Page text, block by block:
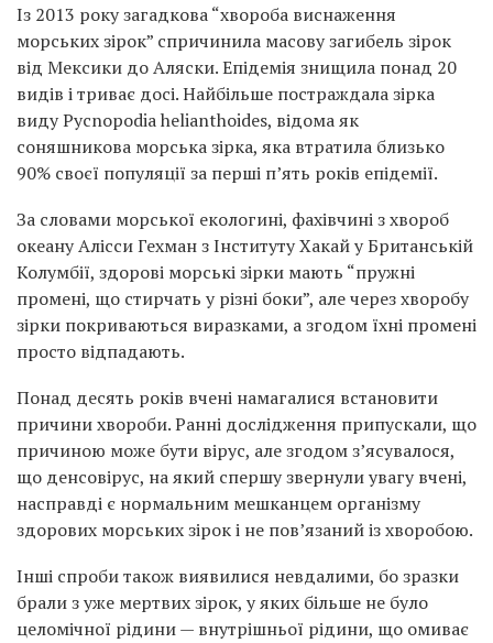
Із 2013 року загадкова “хвороба виснаження
морських зірок” спричинила масову загибель зірок
від Мексики до Аляски. Епідемія знищила понад 20
видів і триває досі. Найбільше постраждала зірка
виду Pycnopodia helianthoides, відома як
соняшникова морська зірка, яка втратила близько
90% своєї популяції за перші п’ять років епідемії.
За словами морської екологині, фахівчині з хвороб
океану Алісси Гехман з Інституту Хакай у Британській
Колумбії, здорові морські зірки мають “пружні
промені, що стирчать у різні боки”, але через хворобу
зірки покриваються виразками, а згодом їхні промені
просто відпадають.
Понад десять років вчені намагалися встановити
причини хвороби. Ранні дослідження припускали, що
причиною може бути вірус, але згодом з’ясувалося,
що денсовірус, на який спершу звернули увагу вчені,
насправді є нормальним мешканцем організму
здорових морських зірок і не пов’язаний із хворобою.
Інші спроби також виявилися невдалими, бо зразки
брали з уже мертвих зірок, у яких більше не було
целомічної рідини — внутрішньої рідини, що омиває